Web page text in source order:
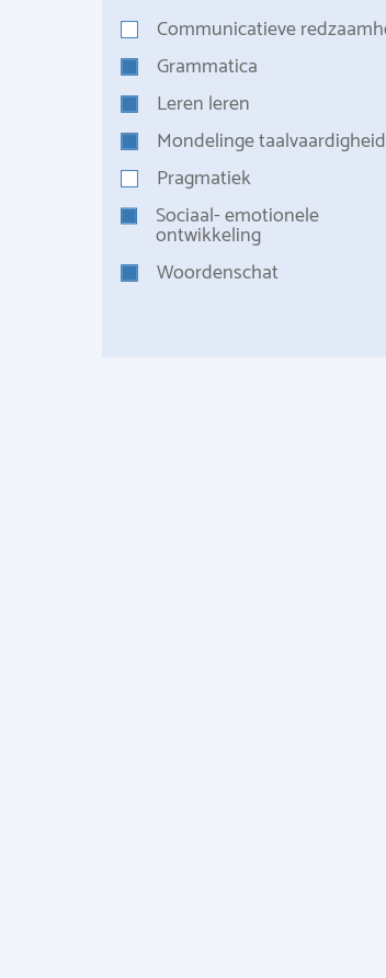
Communicatieve
Grammatica
Leren leren
Mondelinge taalvaardigheid
Pragmatiek
Sociaal- emotionele
ontwikkeling
Woordenschat